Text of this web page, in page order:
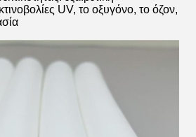
UV, το οξυγόνο, το όζον,